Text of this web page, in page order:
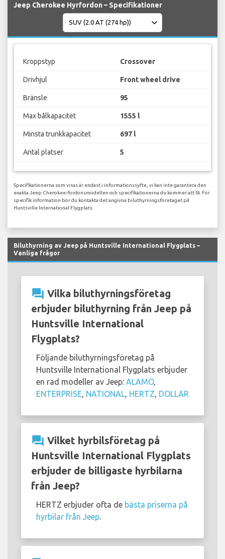
Jeep Cherokee Hyrfordon – Specifikationer
Kroppstyp Crossover
Drivhjul Front wheel drive
Bränsle 95
Max bålkapacitet 1555 l
Minsta trunkkapacitet 697 l
Antal platser 5
Specifikationerna som visas är endast i informationssyfte, vi kan inte garantera den
exakta Jeep Cherokee-fordonsmodellen och specifikationerna du kommer att få. För
specifik information bör du kontakta det angivna biluthyrningsföretaget på
Huntsville International Flygplats.
Biluthyrning av Jeep på Huntsville International Flygplats –
Vanliga frågor
question_answer Vilka biluthyrningsföretag
erbjuder biluthyrning från Jeep på
Huntsville International
Flygplats?
Följande biluthyrningsföretag på
Huntsville International Flygplats erbjuder
en rad modeller av Jeep: ALAMO,
ENTERPRISE NATIONAL HERTZ DOLLAR
question_answer Vilket hyrbilsföretag på
Huntsville International Flygplats
erbjuder de billigaste hyrbilarna
från Jeep?
HERTZ erbjuder ofta de bästa priserna på
hyrbilar från Jeep